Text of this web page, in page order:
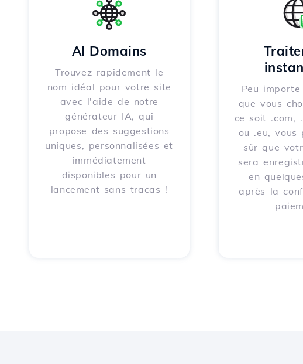
AI Domains
Trouvez rapidement le
nom idéal pour votre site
avec l'aide de notre
générateur IA, qui
propose des suggestions
uniques, personnalisées et
immédiatement
disponibles pour un
lancement sans tracas !
Peu
que vous
ce soit .com,
ou .eu, vous
sûr que
sera
en
après la